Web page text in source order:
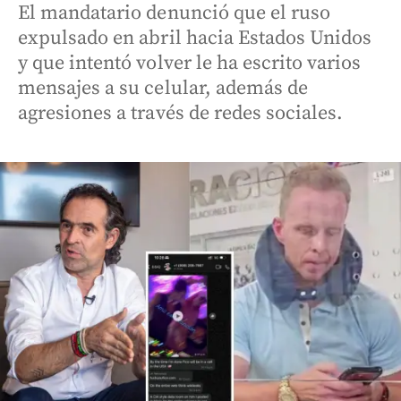
El mandatario denunció que el ruso
expulsado en abril hacia Estados Unidos
y que intentó volver le ha escrito varios
mensajes a su celular, además de
agresiones a través de redes sociales.